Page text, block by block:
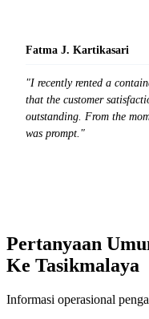
Fatma J. Kartikasari
"I recently rented a
that the customer
outstanding. From the
was prompt."
Pertanyaan
Ke Tasikmalaya
Informasi operasional